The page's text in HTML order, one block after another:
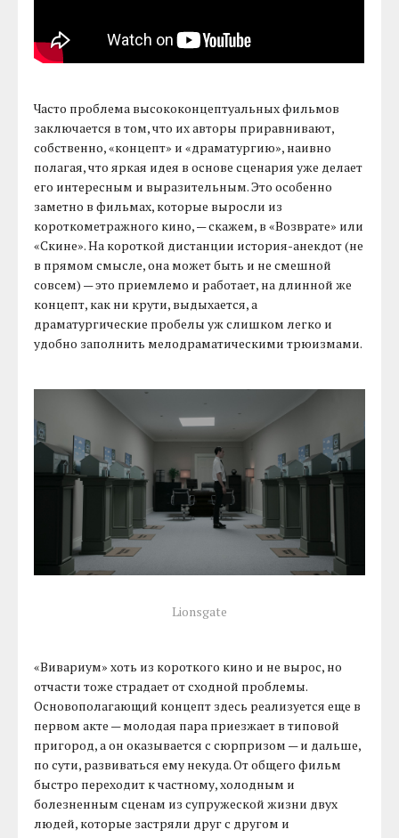
Часто проблема высококонцептуальных фильмов
заключается в том, что их авторы приравнивают,
собственно, «концепт» и «драматургию», наивно
полагая, что яркая идея в основе сценария уже делает
его интересным и выразительным. Это особенно
заметно в фильмах, которые выросли из
короткометражного кино, — скажем, в «Возврате» или
«Скине». На короткой дистанции история-анекдот (не
в прямом смысле, она может быть и не смешной
совсем) — это приемлемо и работает, на длинной же
концепт, как ни крути, выдыхается, а
драматургические пробелы уж слишком легко и
удобно заполнить мелодраматическими трюизмами.
Lionsgate
«Вивариум» хоть из короткого кино и не вырос, но
отчасти тоже страдает от сходной проблемы.
Основополагающий концепт здесь реализуется еще в
первом акте — молодая пара приезжает в типовой
пригород, а он оказывается с сюрпризом — и дальше,
по сути, развиваться ему некуда. От общего фильм
быстро переходит к частному, холодным и
болезненным сценам из супружеской жизни двух
людей, которые застряли друг с другом и